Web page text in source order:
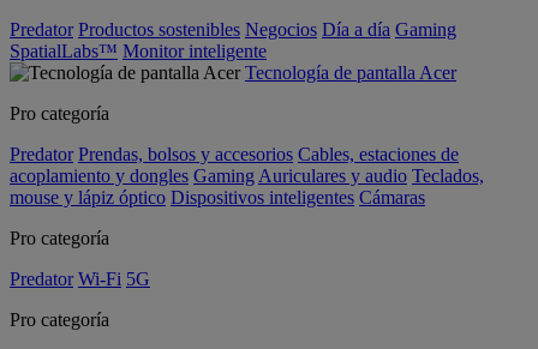
Predator Productos sostenibles Negocios Día a día Gaming
SpatialLabs™ Monitor inteligente
Tecnología de pantalla Acer
Pro categoría
Predator Prendas, bolsos y accesorios Cables, estaciones de
acoplamiento y dongles Gaming Auriculares y audio Teclados,
mouse y lápiz óptico Dispositivos inteligentes Cámaras
Pro categoría
Predator Wi-Fi 5G
Pro categoría